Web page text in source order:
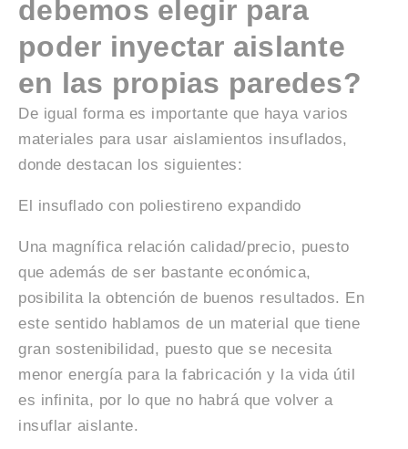
debemos elegir para
poder inyectar aislante
en las propias paredes?
De igual forma es importante que haya varios
materiales para usar aislamientos insuflados,
donde destacan los siguientes:
El insuflado con poliestireno expandido
Una magnífica relación calidad/precio, puesto
que además de ser bastante económica,
posibilita la obtención de buenos resultados. En
este sentido hablamos de un material que tiene
gran sostenibilidad, puesto que se necesita
menor energía para la fabricación y la vida útil
es infinita, por lo que no habrá que volver a
insuflar aislante.